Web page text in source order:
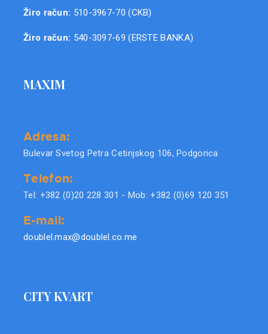
Žiro račun: 510-3967-70 (CKB)
Žiro račun: 540-3097-69 (ERSTE BANKA)
MAXIM
Adresa:
Bulevar Svetog Petra Cetinjskog 106, Podgorica
Telefon:
Tel: +382 (0)20 228 301 - Mob: +382 (0)69 120 351
E-mail:
doublel.max@doublel.co.me
CITY KVART